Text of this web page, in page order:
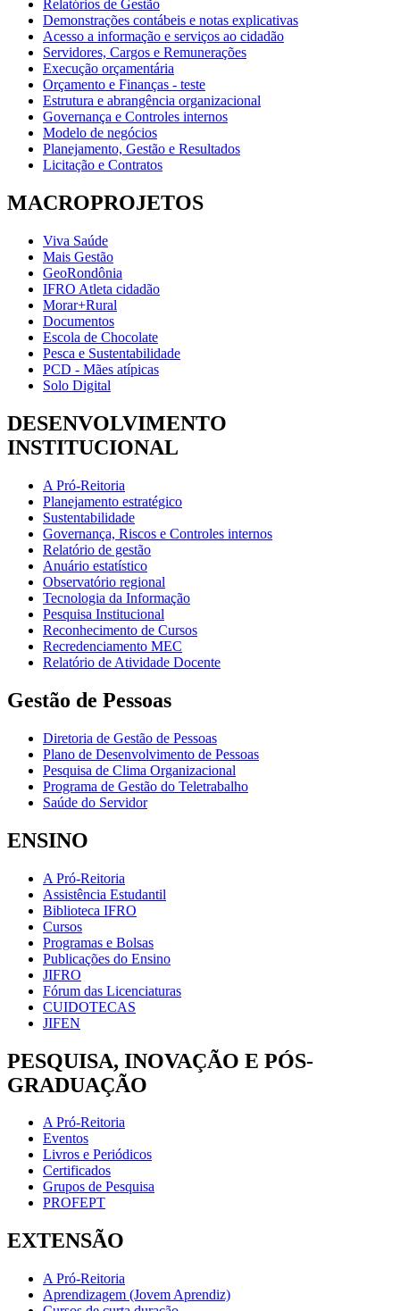
Relatórios de Gestão
Demonstrações contábeis e notas explicativas
Acesso a informação e serviços ao cidadão
Servidores, Cargos e Remunerações
Execução orçamentária
Orçamento e Finanças - teste
Estrutura e abrangência organizacional
Governança e Controles internos
Modelo de negócios
Planejamento, Gestão e Resultados
Licitação e Contratos
MACROPROJETOS
Viva Saúde
Mais Gestão
GeoRondônia
IFRO Atleta cidadão
Morar+Rural
Documentos
Escola de Chocolate
Pesca e Sustentabilidade
PCD - Mães atípicas
Solo Digital
DESENVOLVIMENTO
INSTITUCIONAL
A Pró-Reitoria
Planejamento estratégico
Sustentabilidade
Governança, Riscos e Controles internos
Relatório de gestão
Anuário estatístico
Observatório regional
Tecnologia da Informação
Pesquisa Institucional
Reconhecimento de Cursos
Recredenciamento MEC
Relatório de Atividade Docente
Gestão de Pessoas
Diretoria de Gestão de Pessoas
Plano de Desenvolvimento de Pessoas
Pesquisa de Clima Organizacional
Programa de Gestão do Teletrabalho
Saúde do Servidor
ENSINO
A Pró-Reitoria
Assistência Estudantil
Biblioteca IFRO
Cursos
Programas e Bolsas
Publicações do Ensino
JIFRO
Fórum das Licenciaturas
CUIDOTECAS
JIFEN
PESQUISA, INOVAÇÃO E PÓS-
GRADUAÇÃO
A Pró-Reitoria
Eventos
Livros e Periódicos
Certificados
Grupos de Pesquisa
PROFEPT
EXTENSÃO
A Pró-Reitoria
Aprendizagem (Jovem Aprendiz)